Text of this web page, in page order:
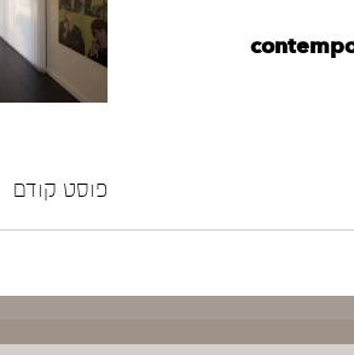
פוסט קודם